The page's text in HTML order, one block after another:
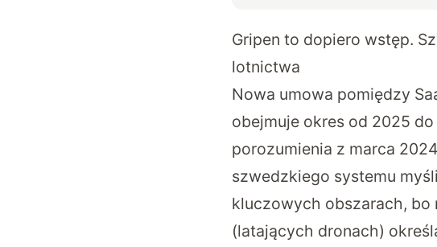
Gripen to dopiero wstęp.
lotnictwa
Nowa umowa pomiędzy
obejmuje okres od 2025
porozumienia z marca
szwedzkiego systemu
kluczowych obszarach, bo
(latających dronach)